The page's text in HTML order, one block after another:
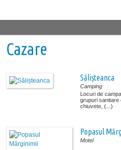
Cazare
Sălișteanca
Camping
Locuri de
grupuri sanitare
chiuvete, (...)
Popasul
Motel